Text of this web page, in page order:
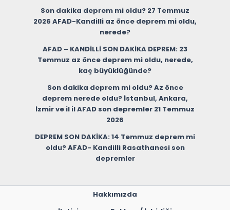
Son dakika deprem mi oldu? 27 Temmuz
2026 AFAD-Kandilli az önce deprem mi oldu,
nerede?
AFAD – KANDİLLİ SON DAKİKA DEPREM: 23
Temmuz az önce deprem mi oldu, nerede,
kaç büyüklüğünde?
Son dakika deprem mi oldu? Az önce
deprem nerede oldu? İstanbul, Ankara,
İzmir ve il il AFAD son depremler 21 Temmuz
2026
DEPREM SON DAKİKA: 14 Temmuz deprem mi
oldu? AFAD- Kandilli Rasathanesi son
depremler
Hakkımızda